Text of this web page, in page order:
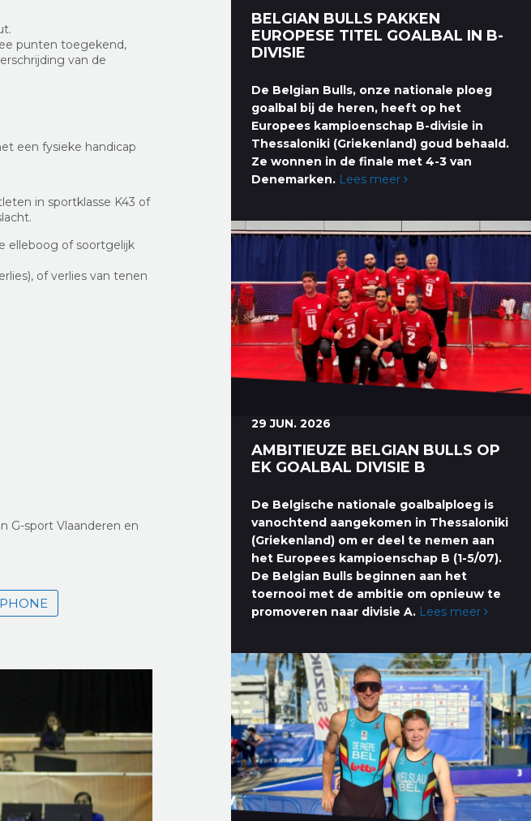
punten toegekend,
van de
een fysieke handicap
in sportklasse K43 of
elleboog of soortgelijk
of verlies van tenen
G-sport Vlaanderen en
BELGIAN BULLS PAKKEN
EUROPESE TITEL GOALBAL IN B-
DIVISIE
De Belgian Bulls, onze nationale ploeg
goalbal bij de heren, heeft op het
Europees kampioenschap B-divisie in
Thessaloniki (Griekenland) goud behaald.
Ze wonnen in de finale met 4-3 van
Denemarken. Lees meer
29 JUN. 2026
AMBITIEUZE BELGIAN BULLS OP
EK GOALBAL DIVISIE B
De Belgische nationale goalbalploeg is
vanochtend aangekomen in Thessaloniki
(Griekenland) om er deel te nemen aan
het Europees kampioenschap B (1-5/07).
De Belgian Bulls beginnen aan het
toernooi met de ambitie om opnieuw te
promoveren naar divisie A. Lees meer